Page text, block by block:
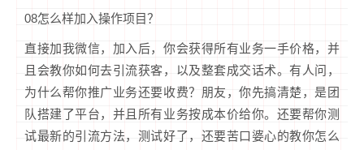
08怎么样加入操作项目？
直接加我微信，加入后，你会获得所有业务一手价格，并
且会教你如何去引流获客，以及整套成交话术。有人问，
为什么帮你推广业务还要收费？朋友，你先搞清楚，是团
队搭建了平台，并且所有业务按成本价给你。还要帮你测
试最新的引流方法，测试好了，还要苦口婆心的教你怎么